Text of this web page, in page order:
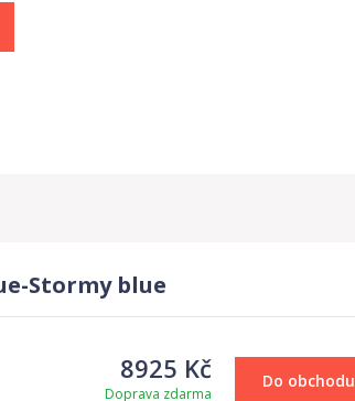
Stormy blue
8925 Kč
Doprava zdarma
Do obchodu